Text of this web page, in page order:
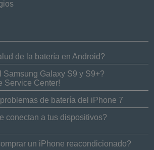
de la batería en Android?
Samsung Galaxy S9 y S9+?
Service Center!
de batería del iPhone 7
conectan a tus dispositivos?
un iPhone reacondicionado?